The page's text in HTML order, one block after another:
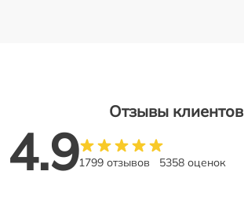
Отзывы клиентов
4.91799 отзывов 5358 оценок